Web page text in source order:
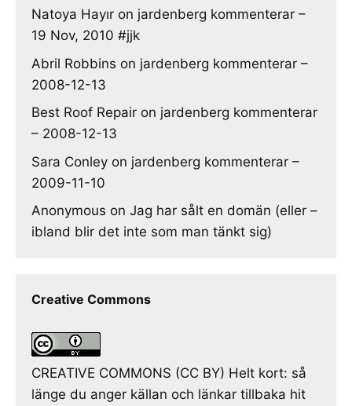
Natoya Hayır on jardenberg kommenterar –
19 Nov, 2010 #jjk
Abril Robbins on jardenberg kommenterar –
2008-12-13
Best Roof Repair on jardenberg kommenterar
– 2008-12-13
Sara Conley on jardenberg kommenterar –
2009-11-10
Anonymous on Jag har sålt en domän (eller –
ibland blir det inte som man tänkt sig)
Creative Commons
CREATIVE COMMONS (CC BY) Helt kort: så
länge du anger källan och länkar tillbaka hit